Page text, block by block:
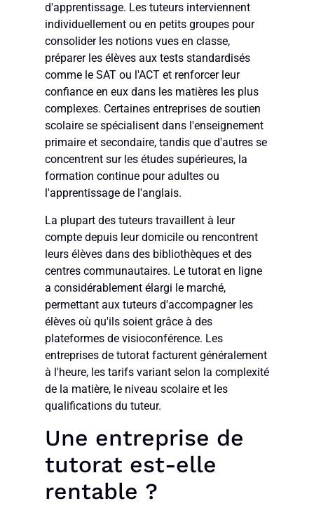
d'apprentissage. Les tuteurs interviennent
individuellement ou en petits groupes pour
consolider les notions vues en classe,
préparer les élèves aux tests standardisés
comme le SAT ou l'ACT et renforcer leur
confiance en eux dans les matières les plus
complexes. Certaines entreprises de soutien
scolaire se spécialisent dans l'enseignement
primaire et secondaire, tandis que d'autres se
concentrent sur les études supérieures, la
formation continue pour adultes ou
l'apprentissage de l'anglais.
La plupart des tuteurs travaillent à leur
compte depuis leur domicile ou rencontrent
leurs élèves dans des bibliothèques et des
centres communautaires. Le tutorat en ligne
a considérablement élargi le marché,
permettant aux tuteurs d'accompagner les
élèves où qu'ils soient grâce à des
plateformes de visioconférence. Les
entreprises de tutorat facturent généralement
à l'heure, les tarifs variant selon la complexité
de la matière, le niveau scolaire et les
qualifications du tuteur.
Une entreprise de
tutorat est-elle
rentable ?